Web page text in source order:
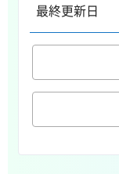
最終更新日